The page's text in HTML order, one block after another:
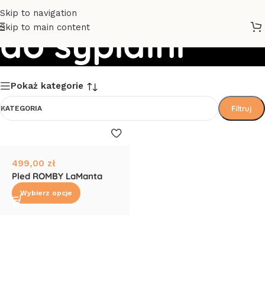
Skip to navigation
Skip to main content
do sypialni
Pokaż kategorie
KATEGORIA Filtruj
499,00 zł
Pled ROMBY LaManta
Wybierz opcje